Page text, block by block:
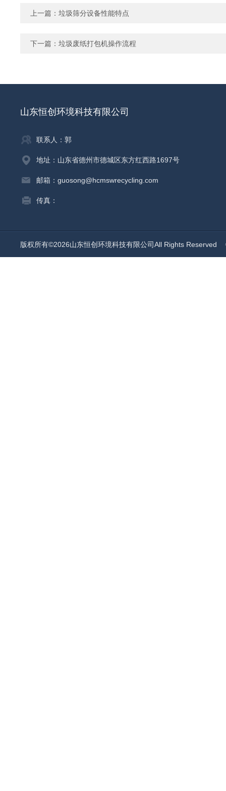
上一篇： 垃圾筛分设备性能特点
下一篇： 垃圾废纸打包机操作流程
山东恒创环境科技有限公司
联系人：郭
地址：山东省德州市德城区东方红西路1697号
邮箱：guosong@hcmswrecycling.com
传真：
版权所有©2026山东恒创环境科技有限公司All Rights Reserved